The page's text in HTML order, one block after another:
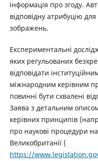
інформація про згоду.
відповідну атрибуцію
зображень.
Експериментальні
яких регульованих
відповідати
міжнародним керівним
повинні бути схвалені
Заява з детальним
керівних принципів
про наукові процедури
Великобританії (
https://